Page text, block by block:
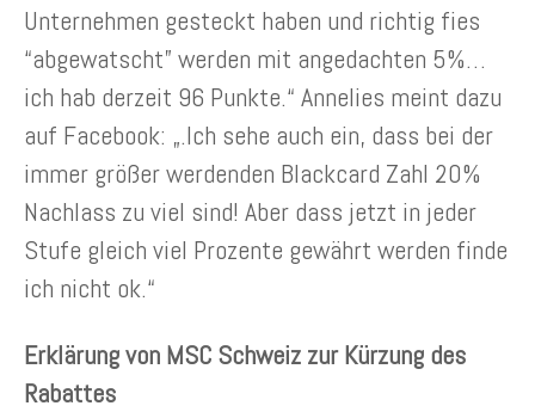
Unternehmen gesteckt haben und richtig fies
“abgewatscht” werden mit angedachten 5%…
ich hab derzeit 96 Punkte.“ Annelies meint dazu
auf Facebook: „.Ich sehe auch ein, dass bei der
immer größer werdenden Blackcard Zahl 20%
Nachlass zu viel sind! Aber dass jetzt in jeder
Stufe gleich viel Prozente gewährt werden finde
ich nicht ok.“
Erklärung von MSC Schweiz zur Kürzung des
Rabattes